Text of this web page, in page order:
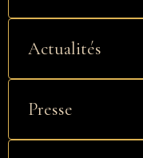
Actualités
Presse